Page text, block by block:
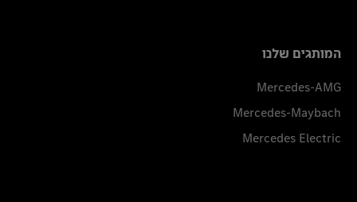
המותגים שלנו
Mercedes-AMG
Mercedes-Maybach
Mercedes Electric